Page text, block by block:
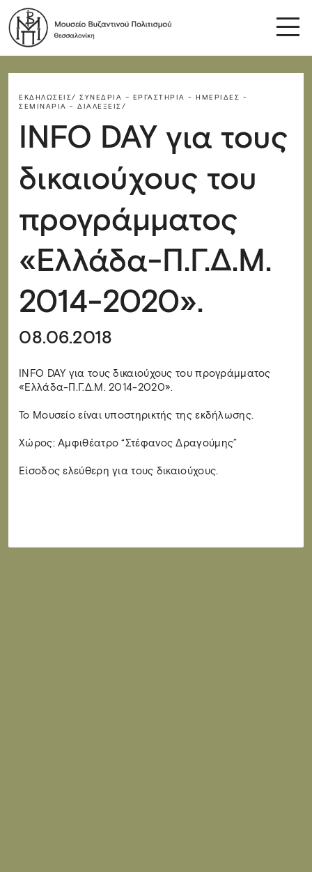
ΕΚΔΗΛΏΣΕΙΣ/ ΣΥΝΈΔΡΙΑ – ΕΡΓΑΣΤΉΡΙΑ - ΗΜΕΡΊΔΕΣ -
ΣΕΜΙΝΆΡΙΑ - ΔΙΑΛΈΞΕΙΣ/
INFO DAY για τους
δικαιούχους του
προγράμματος
«Ελλάδα-Π.Γ.Δ.Μ.
2014-2020».
08.06.2018
INFO DAY για τους δικαιούχους του προγράμματος
«Ελλάδα-Π.Γ.Δ.Μ. 2014-2020».
Το Μουσείο είναι υποστηρικτής της εκδήλωσης.
Χώρος: Αμφιθέατρο “Στέφανος Δραγούμης”
Είσοδος ελεύθερη για τους δικαιούχους.